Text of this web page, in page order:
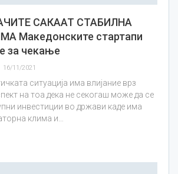
САКААТ СТАБИЛНА
Македонските стартапи
за чекање
16/11/2021
ситуација има влијание врз
на тоа дека не секогаш може да се
инвестиции во држави каде има
клима и…